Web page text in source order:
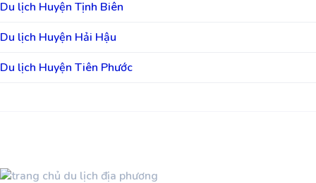
Du lịch Huyện Tịnh Biên
Du lịch Huyện Hải Hậu
Du lịch Huyện Tiên Phước